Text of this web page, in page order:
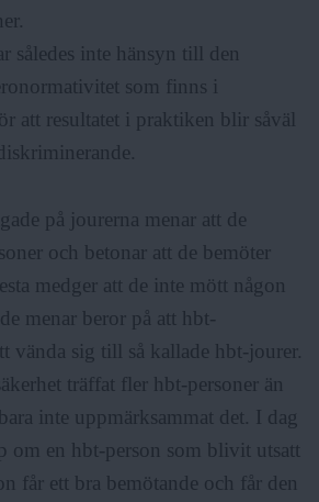
således inte hänsyn till den
som finns i
att resultatet i praktiken blir såväl
på jourerna menar att de
och betonar att de bemöter
medger att de inte mött någon
menar beror på att hbt-
vända sig till så kallade hbt-jourer.
träffat fler hbt-personer än
inte uppmärksammat det. I dag
om en hbt-person som blivit utsatt
får ett bra bemötande och får den